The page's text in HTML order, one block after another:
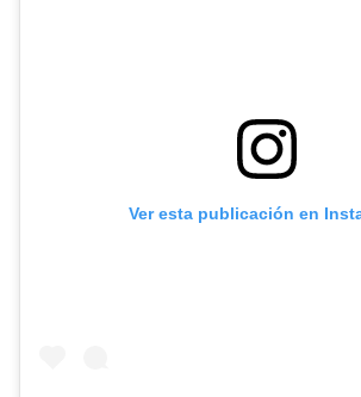
Ver esta publicación en